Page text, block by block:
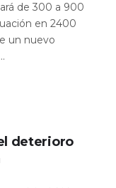
de 300 a 900
en 2400
un nuevo
deterioro